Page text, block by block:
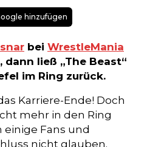
hinzufügen
bei WrestleMania
dann ließ „The Beast“
im Ring zurück.
Karriere-Ende! Doch
mehr in den Ring
Fans und
nicht glauben.